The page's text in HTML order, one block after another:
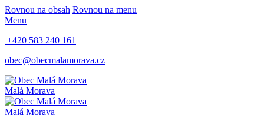
Rovnou na obsah Rovnou na menu
Menu
+420 583 240 161
obec@obecmalamorava.cz
Malá Morava
Malá Morava